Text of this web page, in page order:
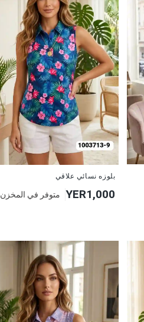
بلوزه نسائي علاقي
YER1,000 متوفر في المخزن